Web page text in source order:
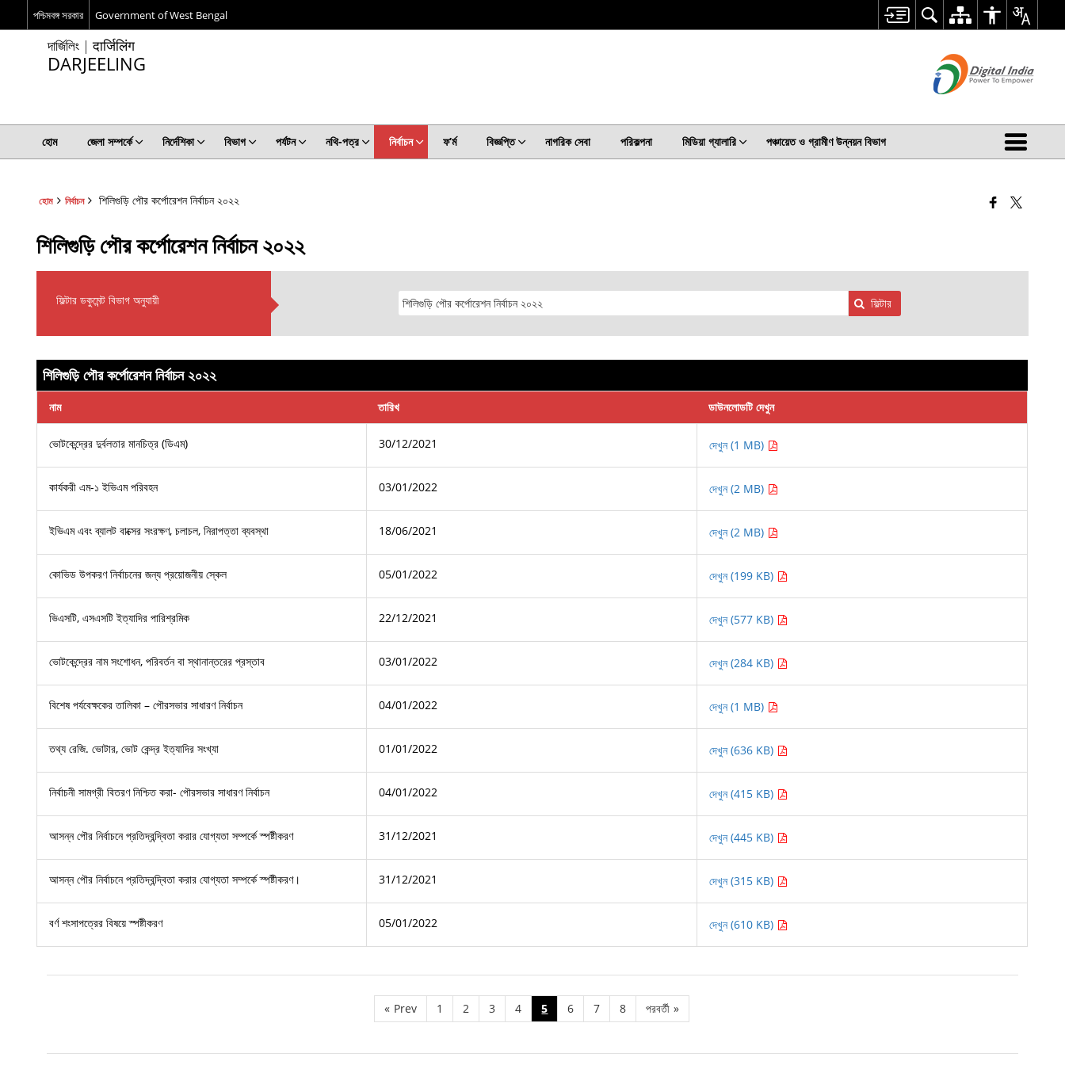
পশ্চিমবঙ্গ সরকার Government of West Bengal
দার্জিলিং | दार्जिलिंग
DARJEELING
হোম জেলা সম্পর্কে নির্দেশিকা বিভাগ পর্যটন নথি-পত্র নির্বাচন ফ’ৰ্ম বিজ্ঞপ্তি নাগরিক সেবা পরিকল্পনা মিডিয়া গ্যালারি পঞ্চায়েত ও গ্রামীণ উন্নয়ন বিভাগ
হোম নির্বাচন শিলিগুড়ি পৌর কর্পোরেশন নির্বাচন ২০২২
শিলিগুড়ি পৌর কর্পোরেশন নির্বাচন ২০২২
ফিল্টার ডকুমেন্ট বিভাগ অনুযায়ী ফিল্টার
শিলিগুড়ি পৌর কর্পোরেশন নির্বাচন ২০২২
নাম তারিখ ডাউনলোডটি দেখুন
ভোটকেন্দ্রের দুর্বলতার মানচিত্র (ডিএম) 30/12/2021 দেখুন (1 MB)
কার্যকরী এম-১ ইভিএম পরিবহন 03/01/2022 দেখুন (2 MB)
ইভিএম এবং ব্যালট বাক্সের সংরক্ষণ, চলাচল, নিরাপত্তা ব্যবস্থা 18/06/2021 দেখুন (2 MB)
কোভিড উপকরণ নির্বাচনের জন্য প্রয়োজনীয় স্কেল 05/01/2022 দেখুন (199 KB)
ভিএসটি, এসএসটি ইত্যাদির পারিশ্রমিক 22/12/2021 দেখুন (577 KB)
ভোটকেন্দ্রের নাম সংশোধন, পরিবর্তন বা স্থানান্তরের প্রস্তাব 03/01/2022 দেখুন (284 KB)
বিশেষ পর্যবেক্ষকের তালিকা – পৌরসভার সাধারণ নির্বাচন 04/01/2022 দেখুন (1 MB)
তথ্য রেজি. ভোটার, ভোট কেন্দ্র ইত্যাদির সংখ্যা 01/01/2022 দেখুন (636 KB)
নির্বাচনী সামগ্রী বিতরণ নিশ্চিত করা- পৌরসভার সাধারণ নির্বাচন 04/01/2022 দেখুন (415 KB)
আসন্ন পৌর নির্বাচনে প্রতিদ্বন্দ্বিতা করার যোগ্যতা সম্পর্কে স্পষ্টীকরণ 31/12/2021 দেখুন (445 KB)
আসন্ন পৌর নির্বাচনে প্রতিদ্বন্দ্বিতা করার যোগ্যতা সম্পর্কে স্পষ্টীকরণ। 31/12/2021 দেখুন (315 KB)
বর্ণ শংসাপত্রের বিষয়ে স্পষ্টীকরণ 05/01/2022 দেখুন (610 KB)
« Prev 1 2 3 4 5 6 7 8 পরবর্তী »